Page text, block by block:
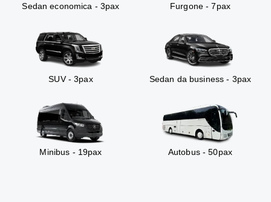
Sedan economica - 3pax Furgone - 7pax
SUV - 3pax Sedan da business - 3pax
Minibus - 19pax Autobus - 50pax